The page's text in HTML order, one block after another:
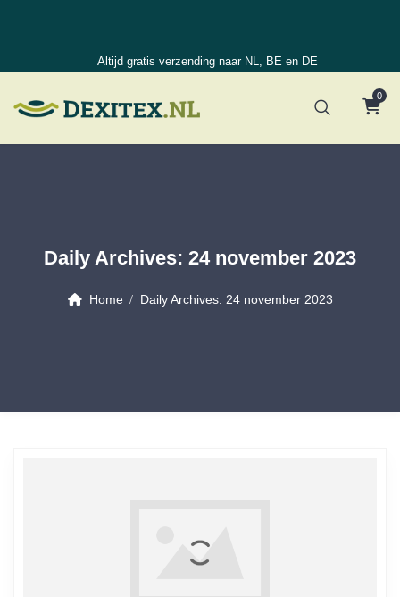
Altijd gratis verzending naar NL, BE en DE
0
Daily Archives: 24 november 2023
Home Daily Archives: 24 november 2023